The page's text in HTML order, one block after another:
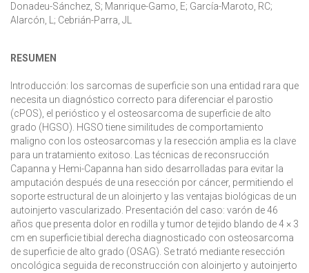
Donadeu-Sánchez, S; Manrique-Gamo, E; García-Maroto, RC;
Alarcón, L; Cebrián-Parra, JL
RESUMEN
Introducción: los sarcomas de superficie son una entidad rara que
necesita un diagnóstico correcto para diferenciar el parostio
(cPOS), el perióstico y el osteosarcoma de superficie de alto
grado (HGSO). HGSO tiene similitudes de comportamiento
maligno con los osteosarcomas y la resección amplia es la clave
para un tratamiento exitoso. Las técnicas de reconsrucción
Capanna y Hemi-Capanna han sido desarrolladas para evitar la
amputación después de una resección por cáncer, permitiendo el
soporte estructural de un aloinjerto y las ventajas biológicas de un
autoinjerto vascularizado. Presentación del caso: varón de 46
años que presenta dolor en rodilla y tumor de tejido blando de 4 × 3
cm en superficie tibial derecha diagnosticado con osteosarcoma
de superficie de alto grado (OSAG). Se trató mediante resección
oncológica seguida de reconstrucción con aloinjerto y autoinjerto